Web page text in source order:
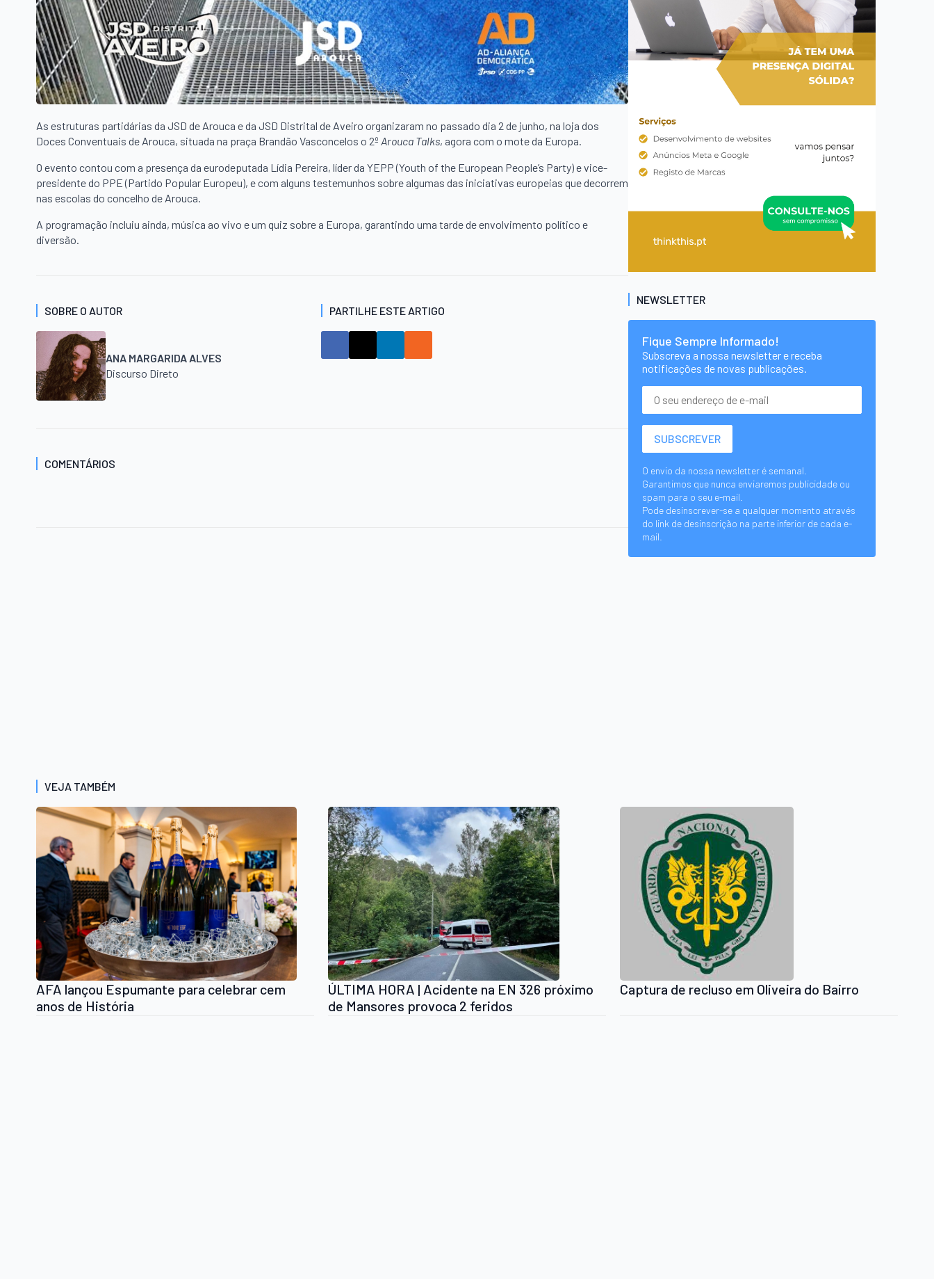
As estruturas partidárias da JSD de Arouca e da JSD Distrital de Aveiro organizaram no passado dia 2 de junho, na loja dos
Doces Conventuais de Arouca, situada na praça Brandão Vasconcelos o 2º Arouca Talks, agora com o mote da Europa.
O evento contou com a presença da eurodeputada Lídia Pereira, líder da YEPP (Youth of the European People’s Party) e vice-
presidente do PPE (Partido Popular Europeu), e com alguns testemunhos sobre algumas das iniciativas europeias que decorrem
nas escolas do concelho de Arouca.
A programação incluiu ainda, música ao vivo e um quiz sobre a Europa, garantindo uma tarde de envolvimento político e
diversão.
SOBRE O AUTOR
ANA MARGARIDA ALVES
Discurso Direto
PARTILHE ESTE ARTIGO
COMENTÁRIOS
NEWSLETTER
Fique Sempre Informado!
Subscreva a nossa newsletter e receba
notificações de novas publicações.
O envio da nossa newsletter é semanal.
Garantimos que nunca enviaremos publicidade ou
spam para o seu e-mail.
Pode desinscrever-se a qualquer momento através
do link de desinscrição na parte inferior de cada e-
mail.
VEJA TAMBÉM
AFA lançou Espumante para celebrar cem
anos de História
ÚLTIMA HORA | Acidente na EN 326 próximo
de Mansores provoca 2 feridos
Captura de recluso em Oliveira do Bairro